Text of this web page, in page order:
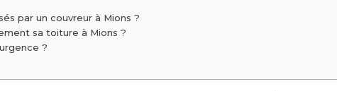
par un couvreur à Mions ?
sa toiture à Mions ?
?